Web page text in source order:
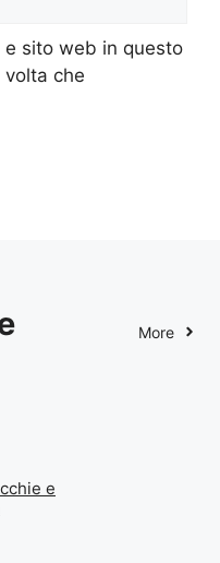
e sito web in questo
che
More
e